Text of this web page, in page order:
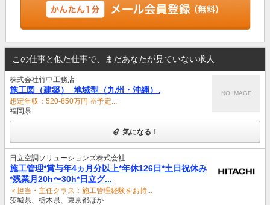
この仕事と似た仕事で、まだあなたが見ていない求人
株式会社竹中工務店
施工図（建築）_地域型（九州・沖縄）.
想定年収：520-850万円 ※予定...
福岡県
NO IMAGE
気になる！
日立空調ソリューションズ株式会社
施工管理*賞与年4ヵ月分以上*年休126日*土日祝休み
*残業月20h〜30h*日立グ...
＜担当・主任クラス：施工管理経験をお持...
茨城県、栃木県、東京都ほか